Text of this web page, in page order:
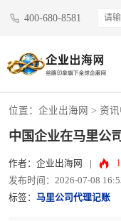
400-680-8581
位置： 企业出海网 > 资
中国企业在马里公
作者：企业出海网
发布时间：2026-07-08
标签： 马里公司代理记账